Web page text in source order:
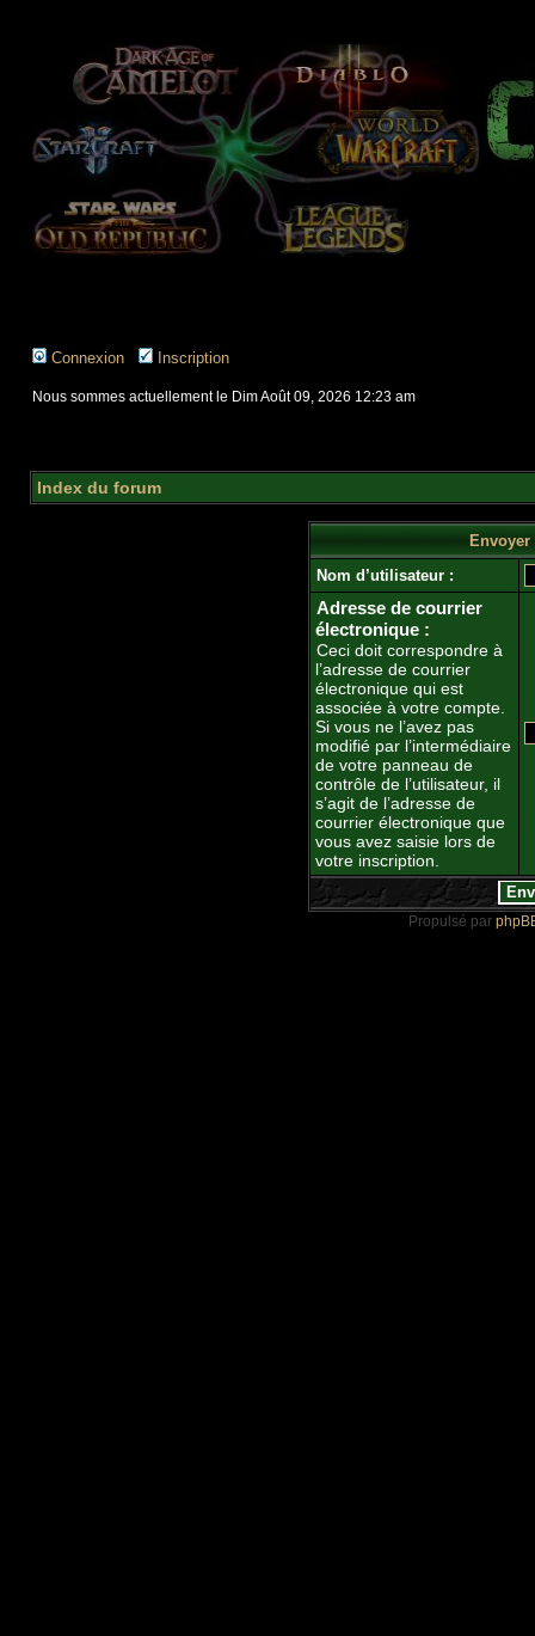
Connexion Inscription
Nous sommes actuellement le Dim Août 09, 2026 12:23 am
Index du forum
Nom d’utilisateur :
Adresse de courrier
électronique :
Ceci doit correspondre à
l’adresse de courrier
électronique qui est
associée à votre compte.
Si vous ne l’avez pas
modifié par l’intermédiaire
de votre panneau de
contrôle de l’utilisateur, il
s’agit de l’adresse de
courrier électronique que
vous avez saisie lors de
votre inscription.
Propulsé par